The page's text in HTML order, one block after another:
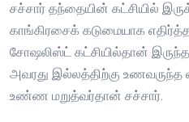
சச்சார் தந்தையின் கட்சியில்
காங்கிரசைக் கடுமையாக
சோஷலிஸ்ட் கட்சியில்தான்
அவரது இல்லத்திற்கு உணவருந்த
உண்ண மறுத்வர்தான் சச்சார்.